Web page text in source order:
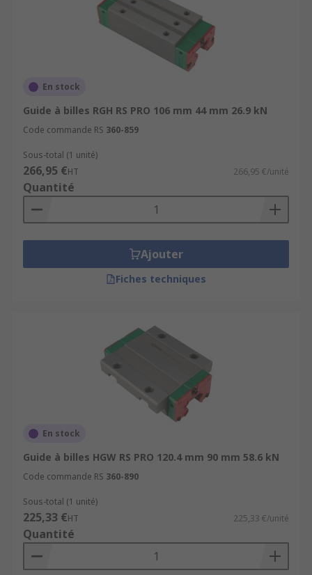
En stock
Guide à billes RGH RS PRO 106 mm 44 mm 26.9 kN
Code commande RS 360-859
Sous-total (1 unité)
266,95 €HT 266,95 €/unité
Quantité
Ajouter
Fiches techniques
En stock
Guide à billes HGW RS PRO 120.4 mm 90 mm 58.6 kN
Code commande RS 360-890
Sous-total (1 unité)
225,33 €HT 225,33 €/unité
Quantité